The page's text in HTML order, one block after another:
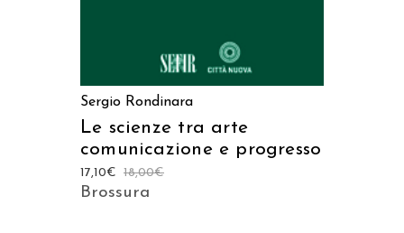
Sergio Rondinara
Le scienze tra arte
comunicazione e progresso
18,00€
17,10€
Brossura